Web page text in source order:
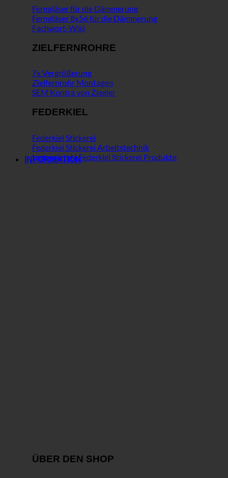
Ferngläser für die Dämmerung
Ferngläser 8x56 für die Dämmerung
Fachwort-Wiki
ZIELFERNROHRE
7x Vergrößerung
Zielfernrohr Montagen
SEM Kontra von Ziegler
FEDERKIEL
Federkiel Stickerei
Federkiel Stickerei Arbeitstechnik
Ledergürtel | Federkiel Stickerei Produkte
INFORMATION
ÜBER DEN SHOP